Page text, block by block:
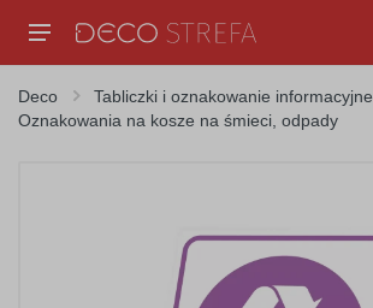
Deco
Tabliczki i oznakowanie informacyjne
Oznakowania na kosze na śmieci, odpady